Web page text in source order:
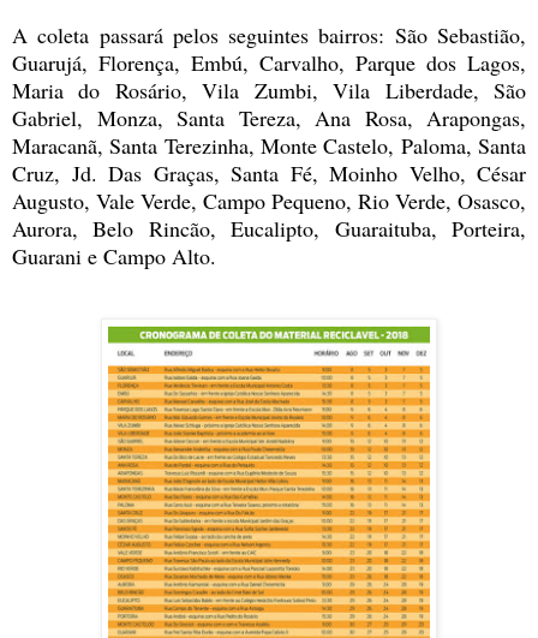
A coleta passará pelos seguintes bairros: São Sebastião,
Guarujá, Florença, Embú, Carvalho, Parque dos Lagos,
Maria do Rosário, Vila Zumbi, Vila Liberdade, São
Gabriel, Monza, Santa Tereza, Ana Rosa, Arapongas,
Maracanã, Santa Terezinha, Monte Castelo, Paloma, Santa
Cruz, Jd. Das Graças, Santa Fé, Moinho Velho, César
Augusto, Vale Verde, Campo Pequeno, Rio Verde, Osasco,
Aurora, Belo Rincão, Eucalipto, Guaraituba, Porteira,
Guarani e Campo Alto.